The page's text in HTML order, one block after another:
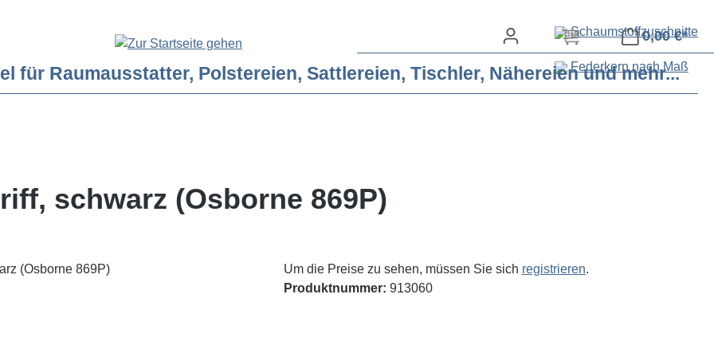
Schaumstoffzuschnitte
Federkern nach Maß
0,00 €*
für Raumausstatter, Polstereien, Sattlereien, Tischler, Nähereien und mehr...
schwarz (Osborne 869P)
Um die Preise zu sehen, müssen Sie sich registrieren.
Produktnummer: 913060